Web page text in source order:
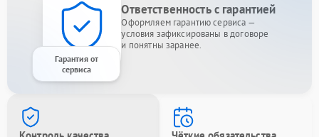
Гарантия от
сервиса
Ответственность с гарантией
Оформляем гарантию сервиса —
условия зафиксированы в договоре
и понятны заранее.